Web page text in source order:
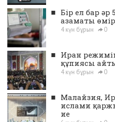
■ Бір ел бар
азаматы
4 күн бұрын 0
■ Иран
құпиясы
4 күн бұрын 0
■ Малайзия,
ислами
ие